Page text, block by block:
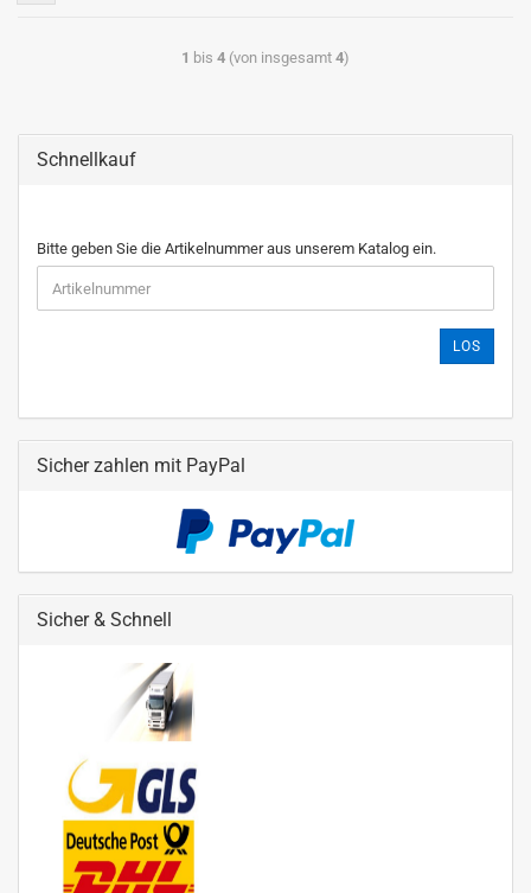
1 bis 4 (von insgesamt 4)
Schnellkauf
Bitte geben Sie die Artikelnummer aus unserem Katalog ein.
LOS
Sicher zahlen mit PayPal
Sicher & Schnell